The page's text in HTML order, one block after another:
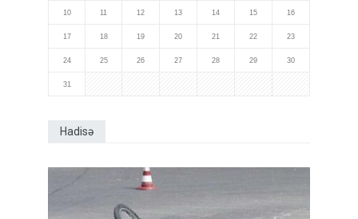
10 11 12 13 14 15 16
17 18 19 20 21 22 23
24 25 26 27 28 29 30
31
Hadisə